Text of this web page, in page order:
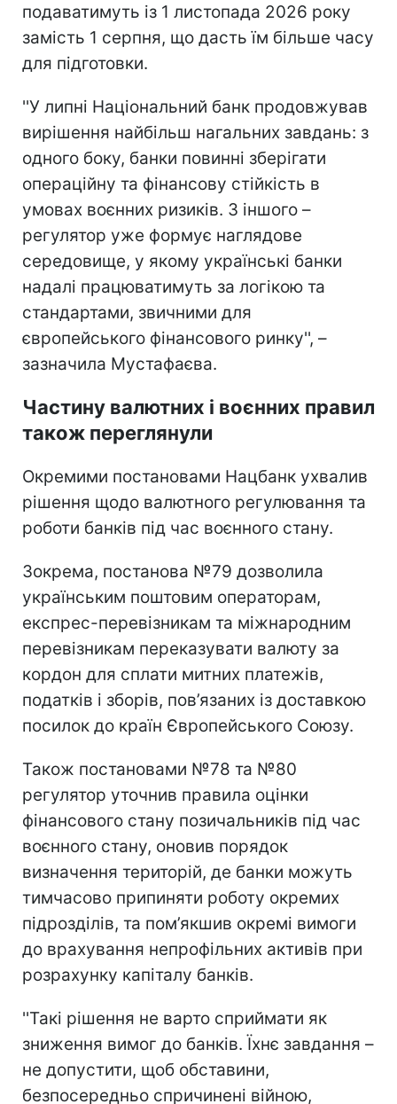
подаватимуть із 1 листопада 2026 року
замість 1 серпня, що дасть їм більше часу
для підготовки.
''У липні Національний банк продовжував
вирішення найбільш нагальних завдань: з
одного боку, банки повинні зберігати
операційну та фінансову стійкість в
умовах воєнних ризиків. З іншого –
регулятор уже формує наглядове
середовище, у якому українські банки
надалі працюватимуть за логікою та
стандартами, звичними для
європейського фінансового ринку'', –
зазначила Мустафаєва.
Частину валютних і воєнних правил
також переглянули
Окремими постановами Нацбанк ухвалив
рішення щодо валютного регулювання та
роботи банків під час воєнного стану.
Зокрема, постанова №79 дозволила
українським поштовим операторам,
експрес-перевізникам та міжнародним
перевізникам переказувати валюту за
кордон для сплати митних платежів,
податків і зборів, пов’язаних із доставкою
посилок до країн Європейського Союзу.
Також постановами №78 та №80
регулятор уточнив правила оцінки
фінансового стану позичальників під час
воєнного стану, оновив порядок
визначення територій, де банки можуть
тимчасово припиняти роботу окремих
підрозділів, та пом’якшив окремі вимоги
до врахування непрофільних активів при
розрахунку капіталу банків.
''Такі рішення не варто сприймати як
зниження вимог до банків. Їхнє завдання –
не допустити, щоб обставини,
безпосередньо спричинені війною,